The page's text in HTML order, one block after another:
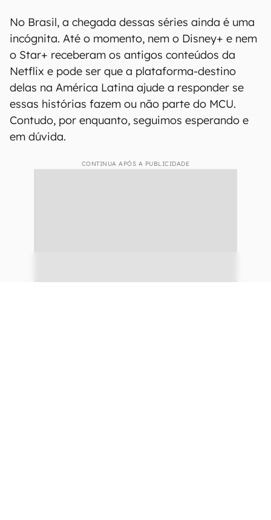
No Brasil, a chegada dessas séries ainda é uma
incógnita. Até o momento, nem o Disney+ e nem
o Star+ receberam os antigos conteúdos da
Netflix e pode ser que a plataforma-destino
delas na América Latina ajude a responder se
essas histórias fazem ou não parte do MCU.
Contudo, por enquanto, seguimos esperando e
em dúvida.
CONTINUA APÓS A PUBLICIDADE